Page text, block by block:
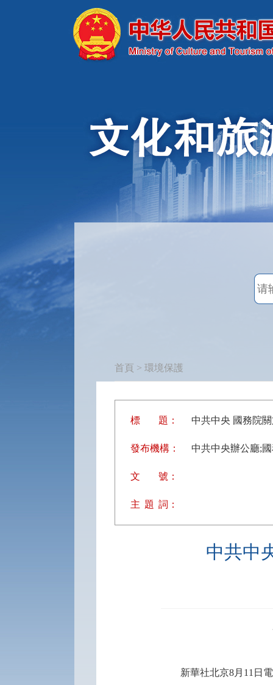
首頁 > 環境保護
標 題： 中共中央 國務院
發布機構： 中共中央辦公廳;
文 號：
主 題 詞：
中共中
新華社北京8月11日電